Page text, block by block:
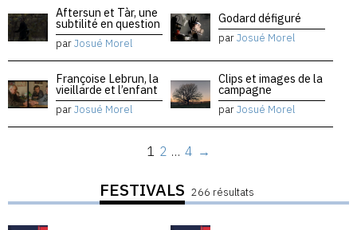
Aftersun et Tàr, une
subtilité en question
parJosué Morel
Godard défiguré
parJosué Morel
Françoise Lebrun, la
vieillarde et l’enfant
parJosué Morel
Clips et images de la
campagne
parJosué Morel
1 2 … 4 →
FESTIVALS 266 résultats